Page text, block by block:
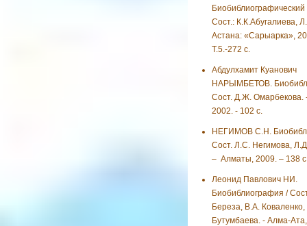
Биобиблиографический
Сост.: К.К.Абугалиева,
Астана: «Сарыарка»,
Т.5.-272 с.
Абдулхамит Куанович
НАРЫМБЕТОВ.
Сост. Д.Ж. Омарбекова.
2002. - 102 с.
НЕГИМОВ С.Н.
Сост. Л.С. Негимова,
– Алматы, 2009. – 138
Леонид Павлович НИ.
Биобиблиография /
Береза, В.А.
Бутумбаева. - Алма-